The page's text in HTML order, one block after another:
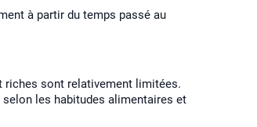
à partir du temps passé au
riches sont relativement limitées.
les habitudes alimentaires et